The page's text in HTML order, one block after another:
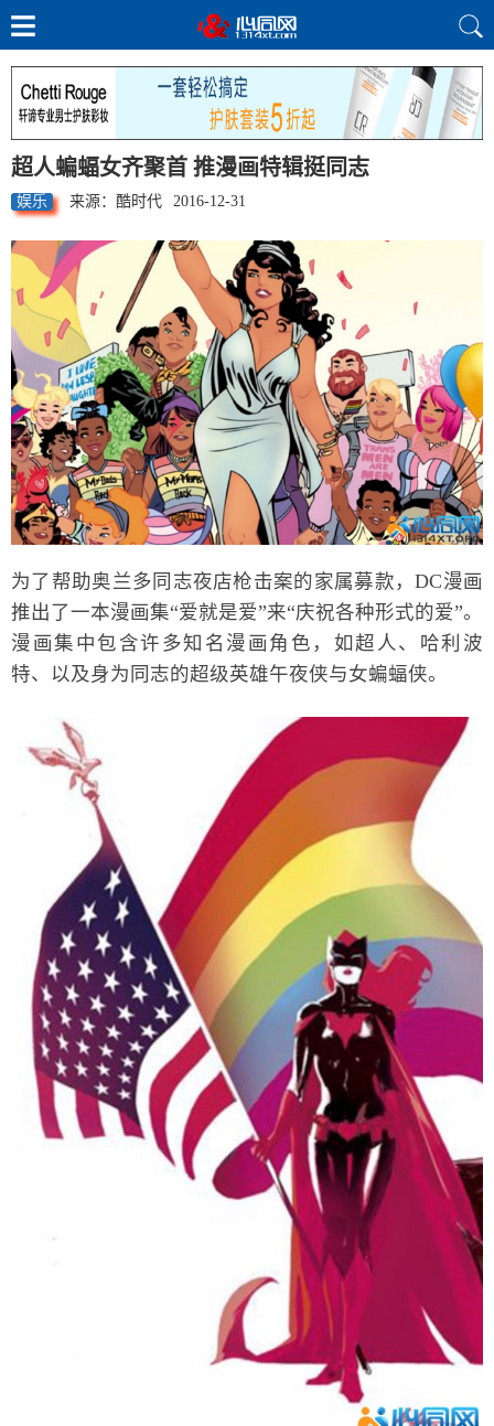
超人蝙蝠女齐聚首 推漫画特辑挺同志
娱乐 来源：酷时代 2016-12-31
为了帮助奥兰多同志夜店枪击案的家属募款，DC漫画
推出了一本漫画集“爱就是爱”来“庆祝各种形式的爱”。
漫画集中包含许多知名漫画角色，如超人、哈利波
特、以及身为同志的超级英雄午夜侠与女蝙蝠侠。